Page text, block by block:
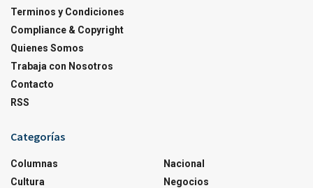
Terminos y Condiciones
Compliance & Copyright
Quienes Somos
Trabaja con Nosotros
Contacto
RSS
Categorías
Columnas
Cultura
Nacional
Negocios